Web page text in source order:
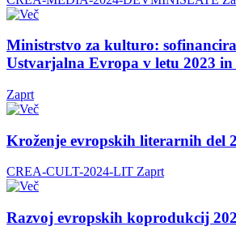
Ministrstvo za kulturo:
Ustvarjalna Evropa v letu 2023 in
Zaprt
Kroženje evropskih literarnih del
CREA-CULT-2024-LIT Zaprt
Razvoj evropskih koprodukcij